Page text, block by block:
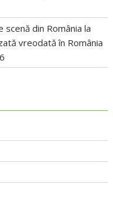
scenă din România la
vreodată în România